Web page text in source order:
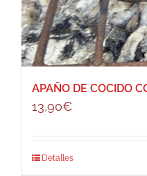
APAÑO DE COCIDO
13,90€
Detalles